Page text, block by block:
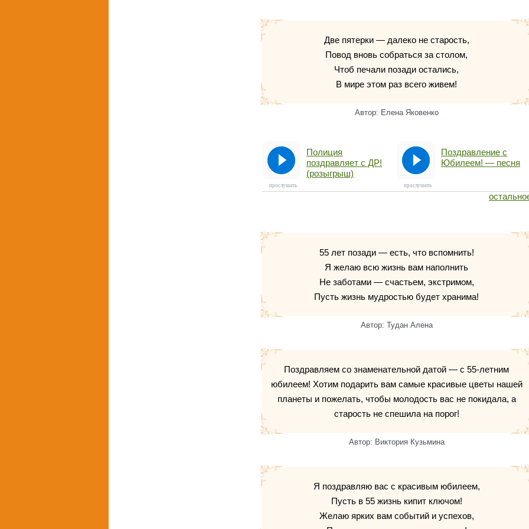
Две пятерки — далеко не старость,
Повод вновь собраться за столом,
Чтоб печали позади остались,
В мире этом раз всего живем!
Автор: Елена Яковенко
Полиция
поздравляет с ДР!
(розыгрыш)
прослушать
Поздравление с
Юбилеем! — песня
прослушать
55 лет позади — есть, что вспомнить!
Я желаю всю жизнь вам наполнить
Не заботами — счастьем, экстримом,
Пусть жизнь мудростью будет хранима!
Автор: Тудан Алена
Поздравляем со знаменательной датой — с 55-летним
юбилеем! Хотим подарить вам самые красивые цветы нашей
планеты и пожелать, чтобы молодость вас не покидала, а
старость не спешила на порог!
Автор: Виктория Кузьмина
Я поздравляю вас с красивым юбилеем,
Пусть в 55 жизнь кипит ключом!
Желаю ярких вам событий и успехов,